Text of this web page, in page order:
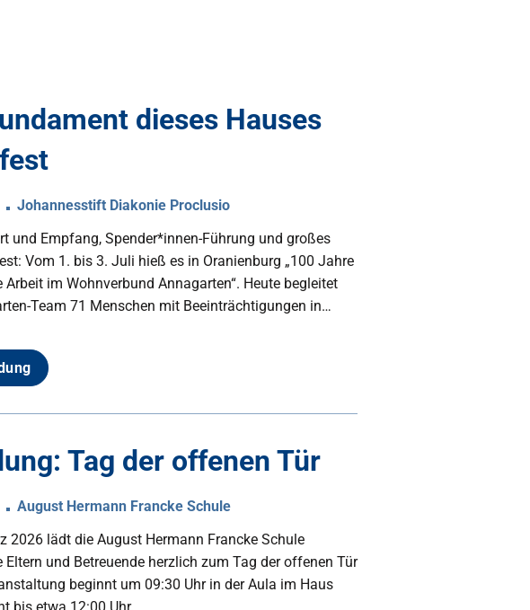
dieses Hauses
Johannesstift Diakonie Proclusio
und Empfang, Spender*innen-Führung und großes
Vom 1. bis 3. Juli hieß es in Oranienburg „100 Jahre
im Wohnverbund Annagarten“. Heute begleitet
Team 71 Menschen mit Beeinträchtigungen in…
Tag der offenen Tür
August Hermann Francke Schule
2026 lädt die August Hermann Francke Schule
Eltern und Betreuende herzlich zum Tag der offenen Tür
beginnt um 09:30 Uhr in der Aula im Haus